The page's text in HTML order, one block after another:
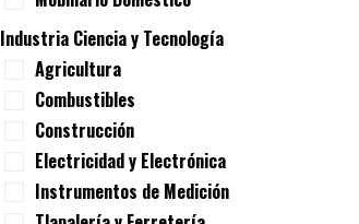
Industria Ciencia y Tecnología
Agricultura
Combustibles
Construcción
Electricidad y Electrónica
Instrumentos de Medición